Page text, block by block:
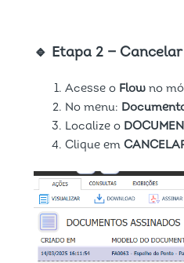
🔹 Etapa 2 —
Acesse o Flowno
No menu:
Localize o
Clique em